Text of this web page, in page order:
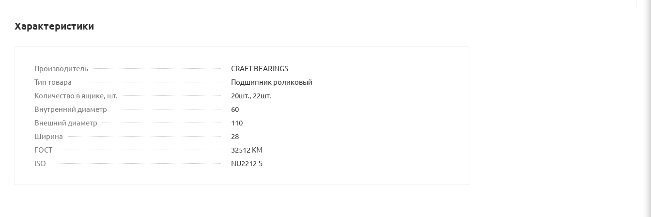
Характеристики
Производитель
CRAFT BEARINGS
Тип товара
Подшипник роликовый
Количество в ящике, шт.
20шт., 22шт.
Внутренний диаметр
60
Внешний диаметр
110
Ширина
28
ГОСТ
32512 КМ
ISO
NU2212-S